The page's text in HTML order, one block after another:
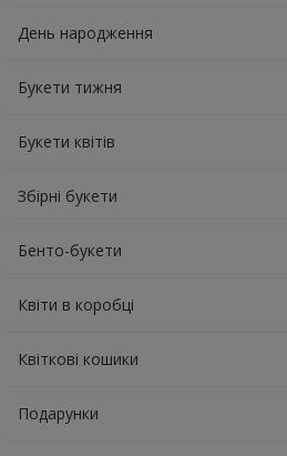
День народження
Букети тижня
Букети квітів
Збірні букети
Бенто-букети
Квіти в коробці
Квіткові кошики
Подарунки